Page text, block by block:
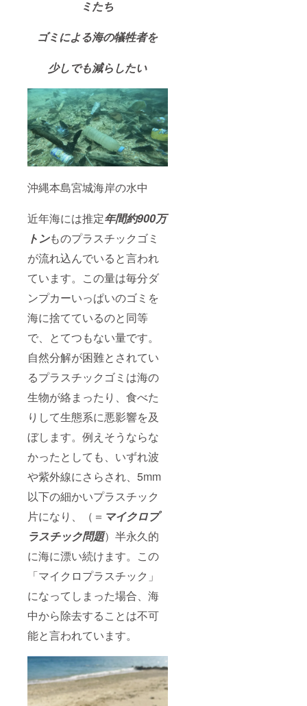
ミたち
ゴミによる海の犠牲者を
少しでも減らしたい
沖縄本島宮城海岸の水中
近年海には推定年間約900万
トンものプラスチックゴミ
が流れ込んでいると言われ
ています。この量は毎分ダ
ンプカーいっぱいのゴミを
海に捨てているのと同等
で、とてつもない量です。
自然分解が困難とされてい
るプラスチックゴミは海の
生物が絡まったり、食べた
りして生態系に悪影響を及
ぼします。例えそうならな
かったとしても、いずれ波
や紫外線にさらされ、5mm
以下の細かいプラスチック
片になり、
（＝ マイクロプ
ラスチック問題）半永久的
に海に漂い続けます。この
「マイクロプラスチック」
になってしまった場合、海
中から除去することは不可
能と言われています。